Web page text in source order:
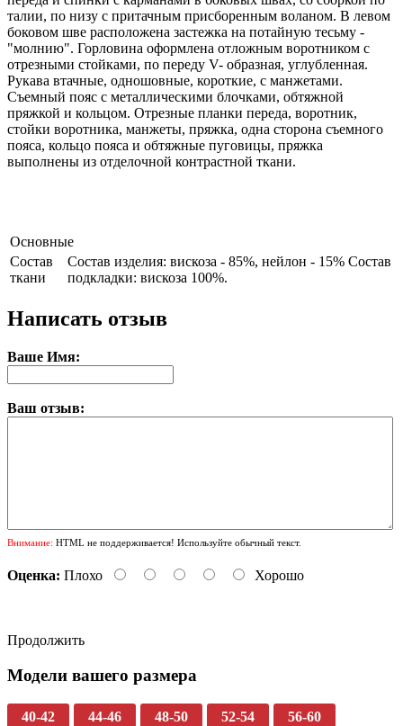
талии, по низу с притачным присборенным воланом. В левом
боковом шве расположена застежка на потайную тесьму -
"молнию". Горловина оформлена отложным воротником с
отрезными стойками, по переду V- образная, углубленная.
Рукава втачные, одношовные, короткие, с манжетами.
Съемный пояс с металлическими блочками, обтяжной
пряжкой и кольцом. Отрезные планки переда, воротник,
стойки воротника, манжеты, пряжка, одна сторона съемного
пояса, кольцо пояса и обтяжные пуговицы, пряжка
выполнены из отделочной контрастной ткани.
Основные
Состав
ткани
Состав изделия: вискоза - 85%, нейлон - 15% Состав
подкладки: вискоза 100%.
Написать отзыв
Ваше Имя:
Ваш отзыв:
Внимание: HTML не поддерживается! Используйте обычный текст.
Оценка: Плохо Хорошо
Продолжить
Модели вашего размера
40-42 44-46 48-50 52-54 56-60